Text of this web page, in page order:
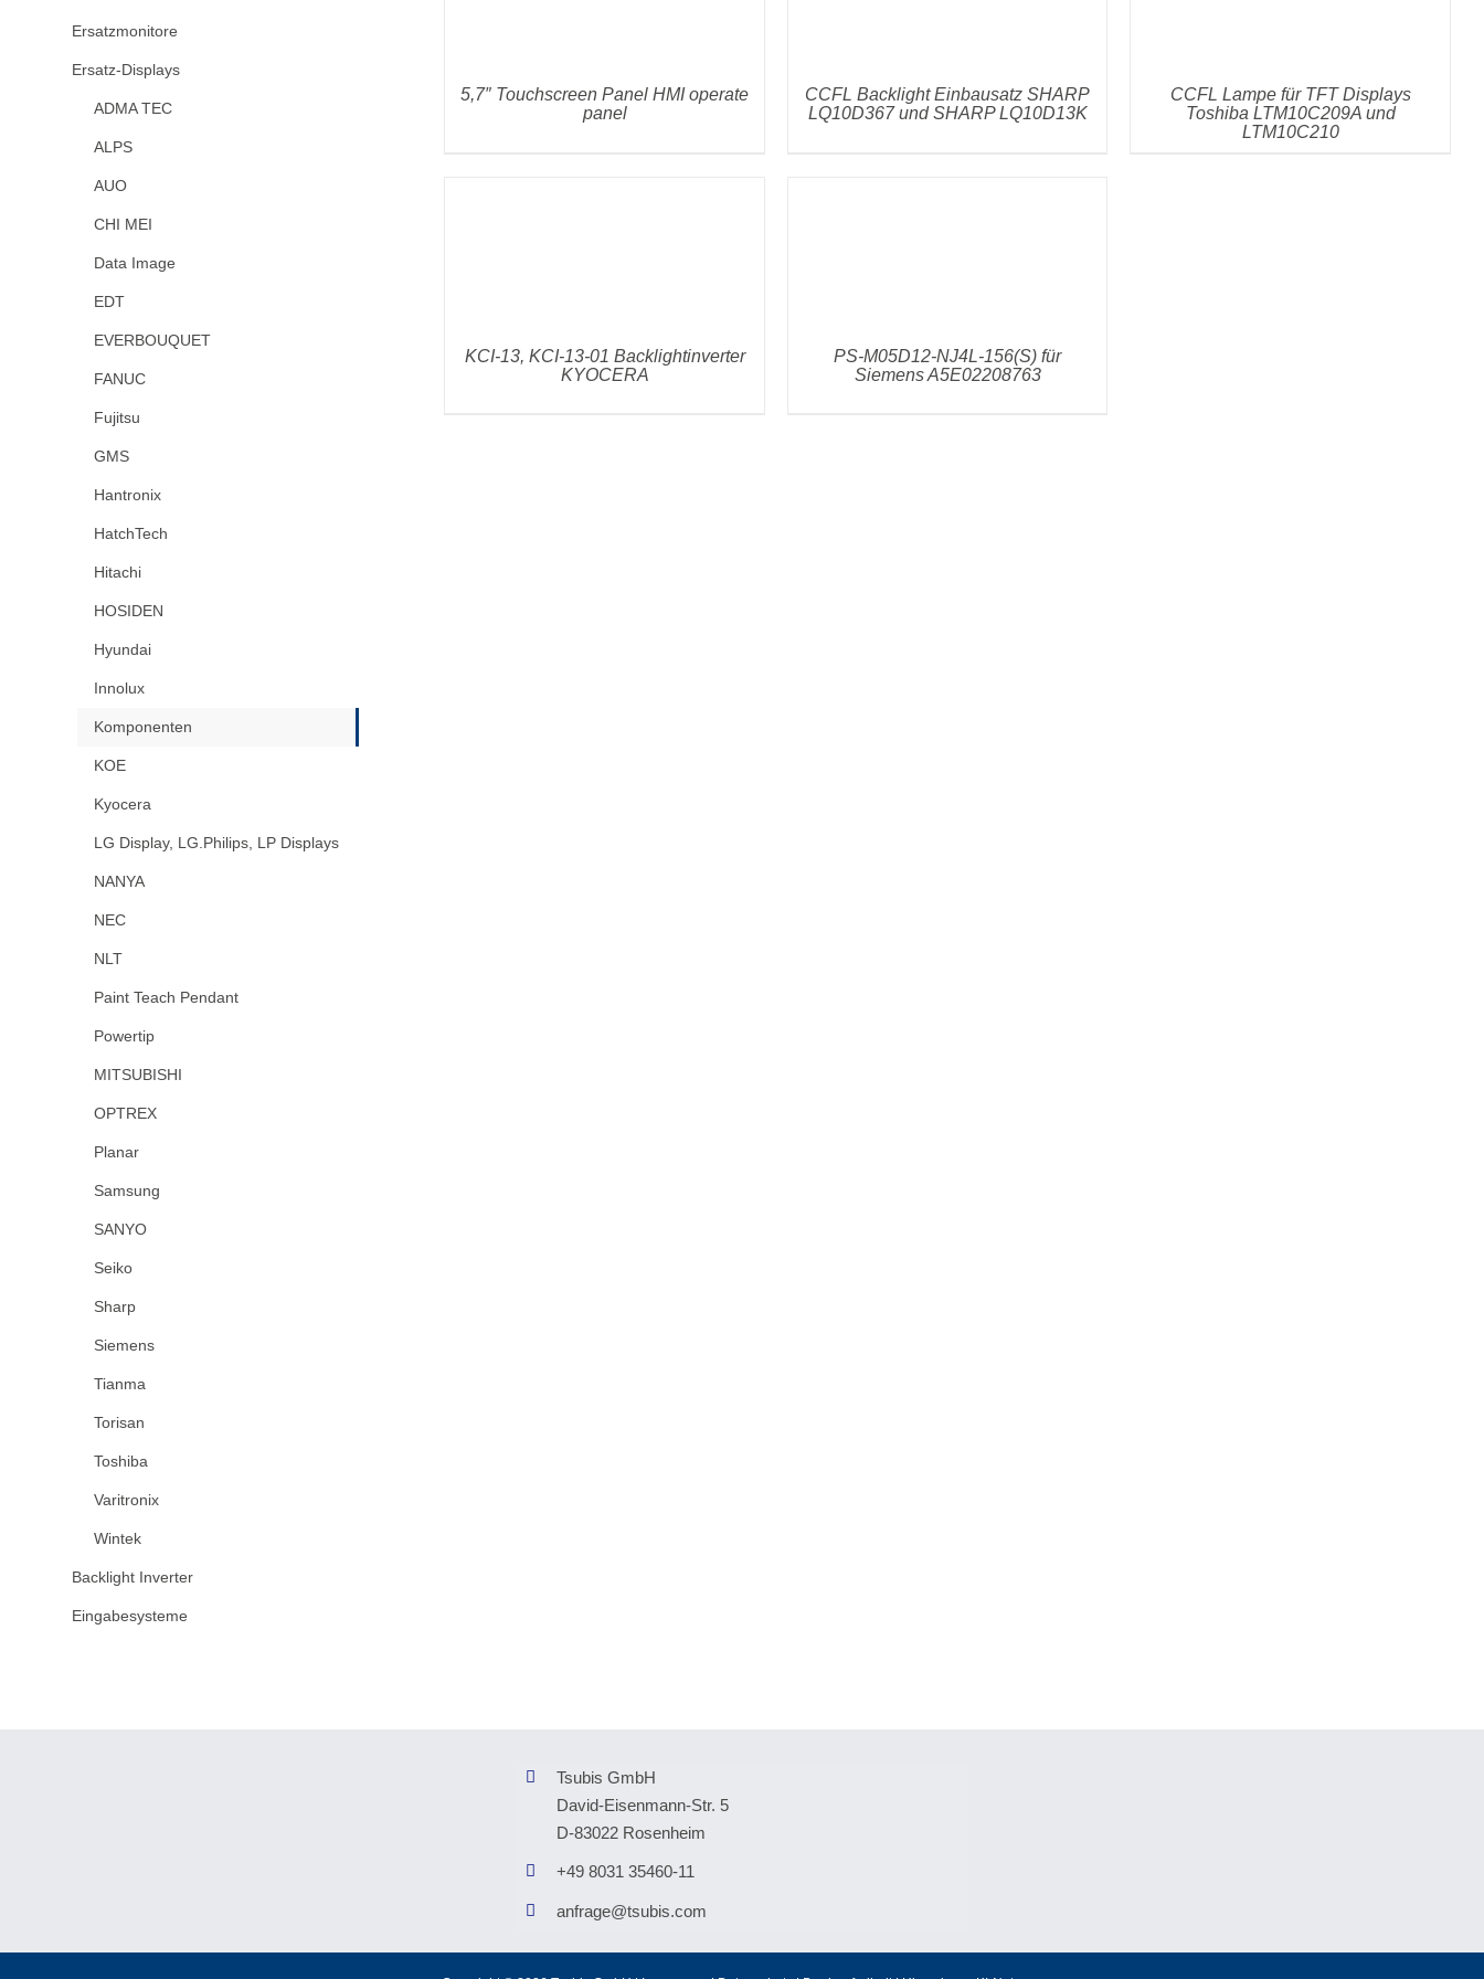
5,7″ Touchscreen Panel HMI operate
panel
CCFL Backlight Einbausatz SHARP
LQ10D367 und SHARP LQ10D13K
CCFL Lampe für TFT Displays
Toshiba LTM10C209A und
LTM10C210
KCI-13, KCI-13-01 Backlightinverter
KYOCERA
PS-M05D12-NJ4L-156(S) für
Siemens A5E02208763
Ersatzmonitore
Ersatz-Displays
ADMA TEC
ALPS
AUO
CHI MEI
Data Image
EDT
EVERBOUQUET
FANUC
Fujitsu
GMS
Hantronix
HatchTech
Hitachi
HOSIDEN
Hyundai
Innolux
Komponenten
KOE
Kyocera
LG Display, LG.Philips, LP Displays
NANYA
NEC
NLT
Paint Teach Pendant
Powertip
MITSUBISHI
OPTREX
Planar
Samsung
SANYO
Seiko
Sharp
Siemens
Tianma
Torisan
Toshiba
Varitronix
Wintek
Backlight Inverter
Eingabesysteme
Tsubis GmbH
David-Eisenmann-Str. 5
D-83022 Rosenheim
+49 8031 35460-11
anfrage@tsubis.com